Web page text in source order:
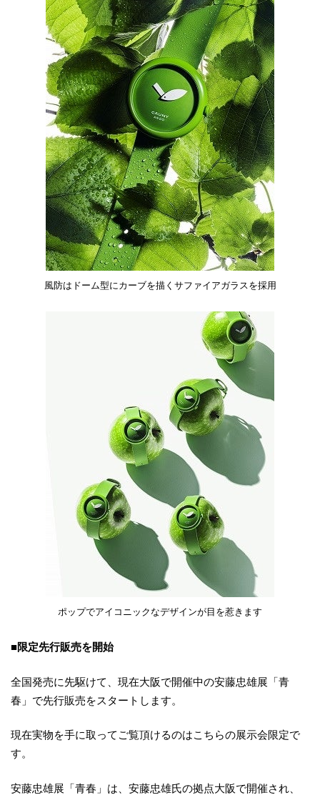
風防はドーム型にカーブを描くサファイアガラスを採用
ポップでアイコニックなデザインが目を惹きます
■限定先行販売を開始
全国発売に先駆けて、現在大阪で開催中の安藤忠雄展「青
春」で先行販売をスタートします。
現在実物を手に取ってご覧頂けるのはこちらの展示会限定で
す。
安藤忠雄展「青春」は、安藤忠雄氏の拠点大阪で開催され、